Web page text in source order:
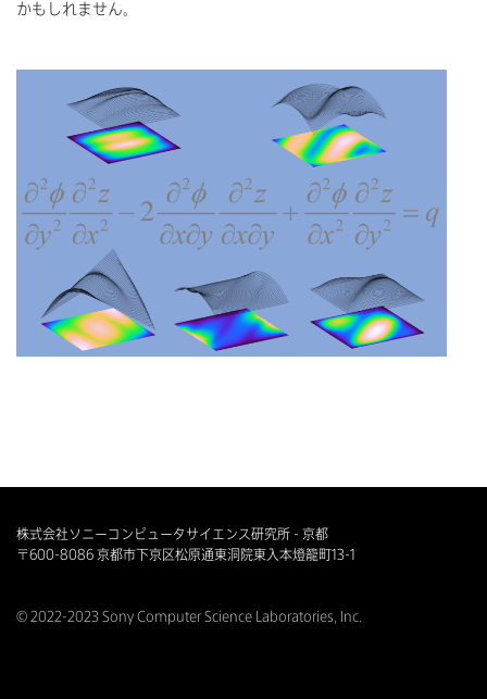
かもしれません。
株式会社ソニーコンピュータサイエンス研究所 - 京都
〒600-8086 京都市下京区松原通東洞院東入本燈籠町13-1
© 2022-2023 Sony Computer Science Laboratories, Inc.